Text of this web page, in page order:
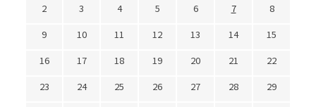
2
3 4 5 6 7
8
9
10 11 12 13 14
15
16
17 18 19 20 21
22
23
24 25 26 27 28
29